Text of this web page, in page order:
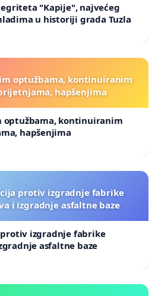
"Kapije", najvećeg
u historiji grada Tuzla
optužbama, kontinuiranim
hapšenjima
optužbama, kontinuiranim
hapšenjima
protiv izgradnje fabrike
i izgradnje asfaltne baze
protiv izgradnje fabrike
asfaltne baze